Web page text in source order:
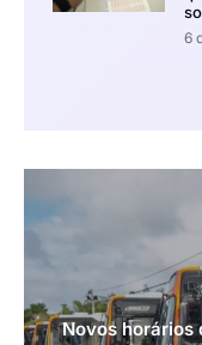
6
Novos horários